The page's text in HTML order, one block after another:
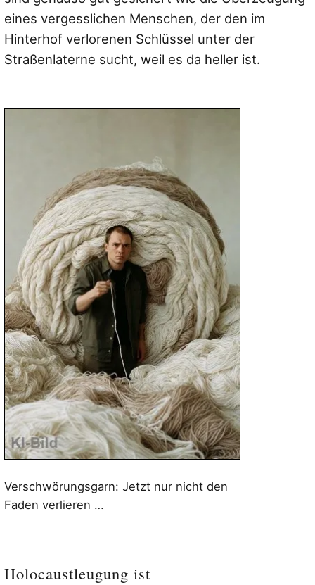
eines vergesslichen Menschen, der den im
Hinterhof verlorenen Schlüssel unter der
Straßenlaterne sucht, weil es da heller ist.
Verschwörungsgarn: Jetzt nur nicht den
Faden verlieren …
Holocaustleugung ist